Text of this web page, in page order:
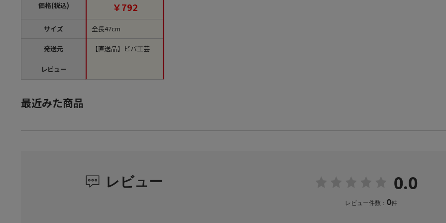
価格(税込)
サイズ
発送元
レビュー
￥792
全長47cm
【直送品】ビバ工芸
最近みた商品
レビュー 0.0
レビュー件数： 0件